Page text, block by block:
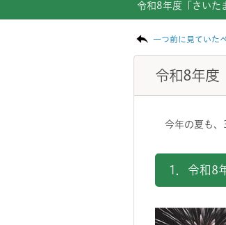
令和8年度「さいた
一つ前に見ていた
令和8年度
今年の夏も、
1．令和8